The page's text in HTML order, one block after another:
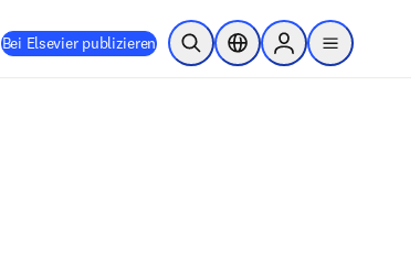
Bei Elsevier publizieren Suche öffnenStandortauswahl
Sign in to products
menu